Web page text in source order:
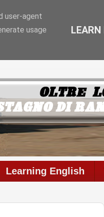
Learning English
user-agent
usage
LEARN